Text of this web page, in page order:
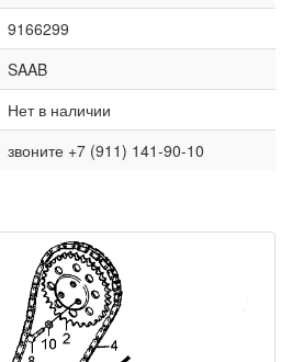
9166299
SAAB
Нет в наличии
звоните +7 (911) 141-90-10